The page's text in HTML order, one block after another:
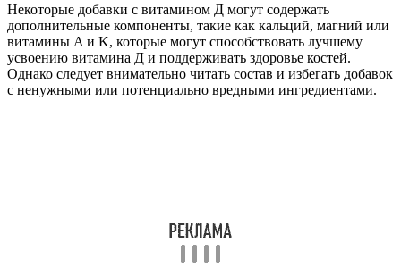
Некоторые добавки с витамином Д могут содержать
дополнительные компоненты, такие как кальций, магний или
витамины A и K, которые могут способствовать лучшему
усвоению витамина Д и поддерживать здоровье костей.
Однако следует внимательно читать состав и избегать добавок
с ненужными или потенциально вредными ингредиентами.